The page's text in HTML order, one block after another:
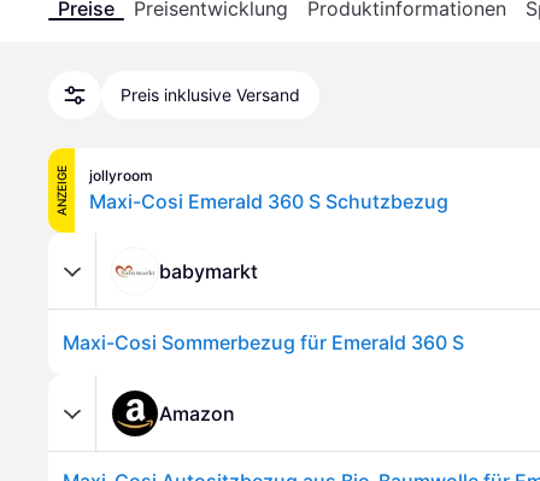
Preise Preisentwicklung Produktinformationen
Preis inklusive Versand
ANZEIGE jollyroom
Maxi-Cosi Emerald 360 S Schutzbezug
babymarkt
Maxi-Cosi Sommerbezug für Emerald 360 S
Amazon